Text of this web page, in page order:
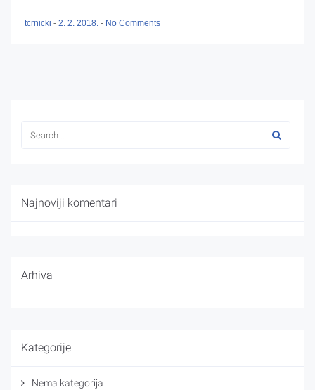
tcrnicki - 2. 2. 2018. - No Comments
Najnoviji komentari
Arhiva
Kategorije
Nema kategorija